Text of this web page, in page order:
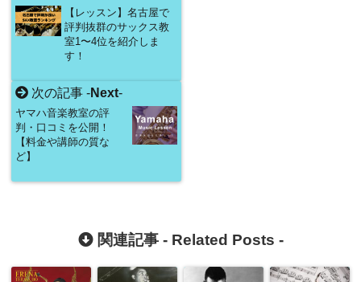
【レッスン】名古屋で
評判抜群のサックス教
室1〜4位を紹介しま
す！
次の記事 -Next-
ヤマハ音楽教室の評
判・口コミを公開！
【料金や講師の質な
ど】
関連記事 - Related Posts -